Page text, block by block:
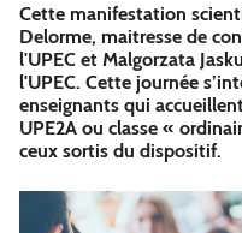
Cette manifestation
Delorme, maitresse de
l'UPEC et Malgorzata
l'UPEC. Cette journée
enseignants qui
UPE2A ou classe «
ceux sortis du dispositif.